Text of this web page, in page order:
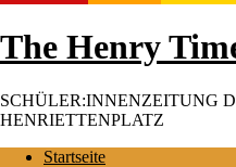
Skip
to
The Henry
SCHÜLER:INNENZEITUNG
HENRIETTENPLATZ
Startseite